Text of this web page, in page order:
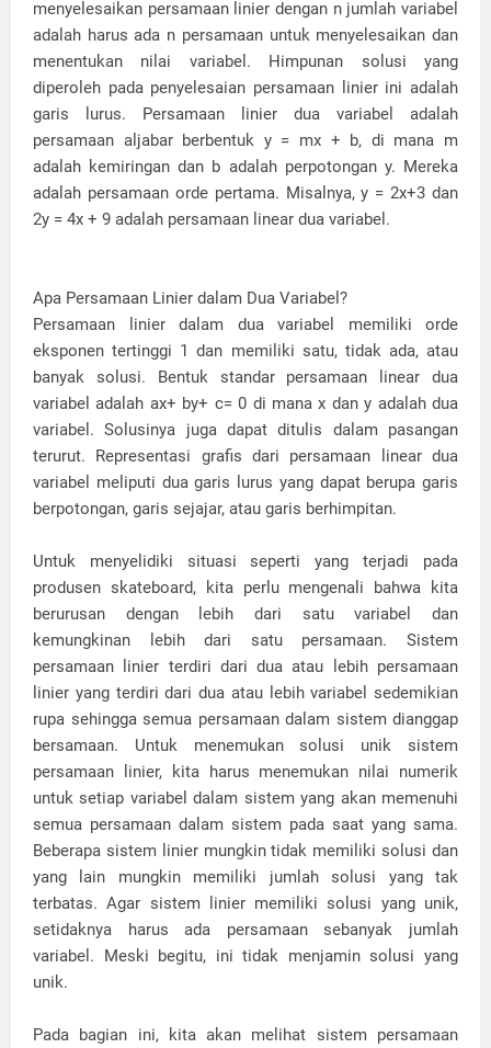
menyelesaikan persamaan linier dengan n jumlah variabel
adalah harus ada n persamaan untuk menyelesaikan dan
menentukan nilai variabel. Himpunan solusi yang
diperoleh pada penyelesaian persamaan linier ini adalah
garis lurus. Persamaan linier dua variabel adalah
persamaan aljabar berbentuk y = mx + b, di mana m
adalah kemiringan dan b adalah perpotongan y. Mereka
adalah persamaan orde pertama. Misalnya, y = 2x+3 dan
2y = 4x + 9 adalah persamaan linear dua variabel.
Apa Persamaan Linier dalam Dua Variabel?
Persamaan linier dalam dua variabel memiliki orde
eksponen tertinggi 1 dan memiliki satu, tidak ada, atau
banyak solusi. Bentuk standar persamaan linear dua
variabel adalah ax+ by+ c= 0 di mana x dan y adalah dua
variabel. Solusinya juga dapat ditulis dalam pasangan
terurut. Representasi grafis dari persamaan linear dua
variabel meliputi dua garis lurus yang dapat berupa garis
berpotongan, garis sejajar, atau garis berhimpitan.
Untuk menyelidiki situasi seperti yang terjadi pada
produsen skateboard, kita perlu mengenali bahwa kita
berurusan dengan lebih dari satu variabel dan
kemungkinan lebih dari satu persamaan. Sistem
persamaan linier terdiri dari dua atau lebih persamaan
linier yang terdiri dari dua atau lebih variabel sedemikian
rupa sehingga semua persamaan dalam sistem dianggap
bersamaan. Untuk menemukan solusi unik sistem
persamaan linier, kita harus menemukan nilai numerik
untuk setiap variabel dalam sistem yang akan memenuhi
semua persamaan dalam sistem pada saat yang sama.
Beberapa sistem linier mungkin tidak memiliki solusi dan
yang lain mungkin memiliki jumlah solusi yang tak
terbatas. Agar sistem linier memiliki solusi yang unik,
setidaknya harus ada persamaan sebanyak jumlah
variabel. Meski begitu, ini tidak menjamin solusi yang
unik.
Pada bagian ini, kita akan melihat sistem persamaan